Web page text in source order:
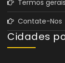
Termos
Contate-Nos
Cidades